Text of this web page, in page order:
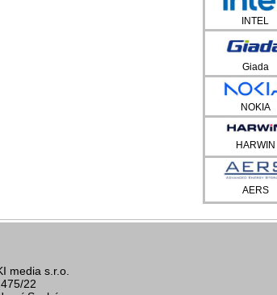
INTEL
Giada
NOKIA
HARWIN
AERS
media s.r.o.
22